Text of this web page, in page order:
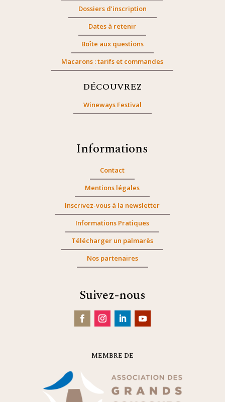
Dossiers d’inscription
Dates à retenir
Boîte aux questions
Macarons : tarifs et commandes
DÉCOUVREZ
Wineways Festival
Informations
Contact
Mentions légales
Inscrivez-vous à la newsletter
Informations Pratiques
Télécharger un palmarès
Nos partenaires
Suivez-nous
MEMBRE DE